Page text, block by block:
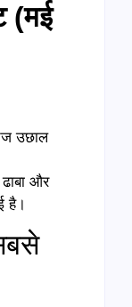
(मई
उछाल
और
है।